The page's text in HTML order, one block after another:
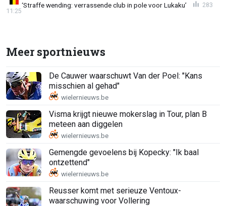
‘Straffe wending: verrassende club in pole voor Lukaku’
11:25
283
Meer sportnieuws
De Cauwer waarschuwt Van der Poel: "Kans
misschien al gehad"
Visma krijgt nieuwe mokerslag in Tour, plan B
meteen aan diggelen
Gemengde gevoelens bij Kopecky: "Ik baal
ontzettend"
Reusser komt met serieuze Ventoux-
waarschuwing voor Vollering